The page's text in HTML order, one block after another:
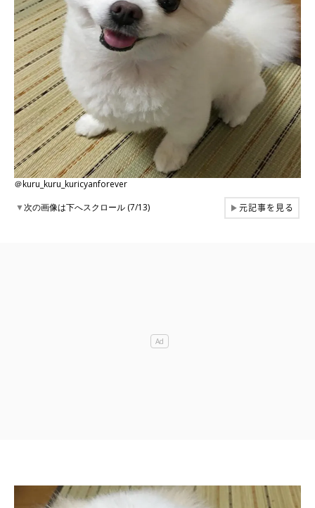
＠kuru_kuru_kuricyanforever
▼次の画像は下へスクロール (7/13) ▶元記事を見る